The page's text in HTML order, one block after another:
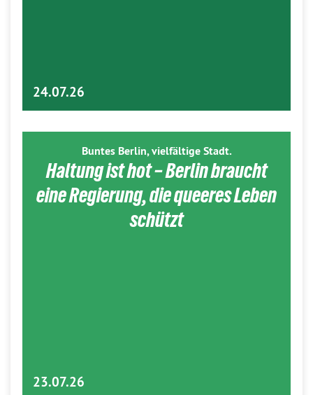
24.07.26
Buntes Berlin, vielfältige Stadt.
Haltung ist hot – Berlin braucht
eine Regierung, die queeres Leben
schützt
23.07.26